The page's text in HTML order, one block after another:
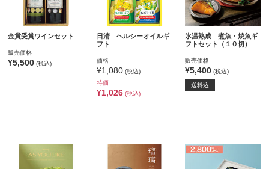
金賞受賞ワインセット
販売価格
¥5,500 (税込)
日清 ヘルシーオイルギ
フト
価格
¥1,080(税込)
特価
¥1,026(税込)
氷温熟成 煮魚・焼魚ギ
フトセット（１０切）
販売価格
¥5,400 (税込)
送料込